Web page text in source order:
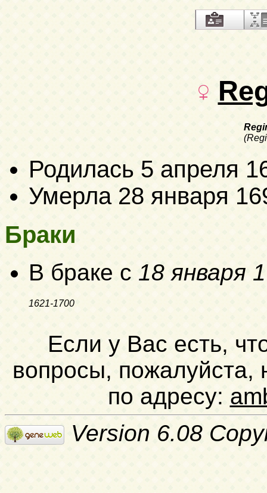
Родилась 5 апреля
Умерла 28 января
Браки
В браке с 18 января
1621-1700
Если у Вас есть,
вопросы, пожалуйста,
по адресу:
Version 6.08